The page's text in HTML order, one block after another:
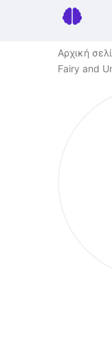
Αρχική
Fairy and